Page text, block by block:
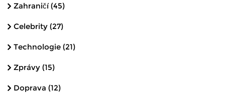
Zahraničí(45)
Celebrity (27)
Technologie (21)
Zprávy (15)
Doprava (12)